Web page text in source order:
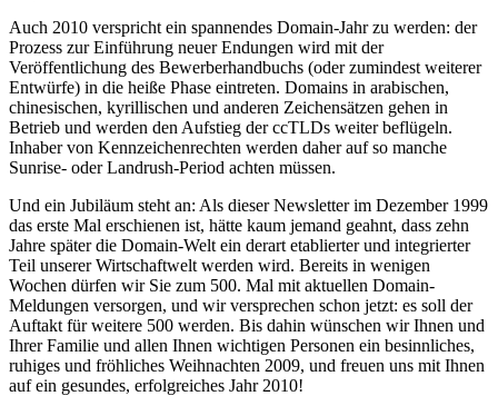
Auch 2010 verspricht ein spannendes Domain-Jahr zu werden: der
Prozess zur Einführung neuer Endungen wird mit der
Veröffentlichung des Bewerberhandbuchs (oder zumindest weiterer
Entwürfe) in die heiße Phase eintreten. Domains in arabischen,
chinesischen, kyrillischen und anderen Zeichensätzen gehen in
Betrieb und werden den Aufstieg der ccTLDs weiter beflügeln.
Inhaber von Kennzeichenrechten werden daher auf so manche
Sunrise- oder Landrush-Period achten müssen.
Und ein Jubiläum steht an: Als dieser Newsletter im Dezember 1999
das erste Mal erschienen ist, hätte kaum jemand geahnt, dass zehn
Jahre später die Domain-Welt ein derart etablierter und integrierter
Teil unserer Wirtschaftwelt werden wird. Bereits in wenigen
Wochen dürfen wir Sie zum 500. Mal mit aktuellen Domain-
Meldungen versorgen, und wir versprechen schon jetzt: es soll der
Auftakt für weitere 500 werden. Bis dahin wünschen wir Ihnen und
Ihrer Familie und allen Ihnen wichtigen Personen ein besinnliches,
ruhiges und fröhliches Weihnachten 2009, und freuen uns mit Ihnen
auf ein gesundes, erfolgreiches Jahr 2010!